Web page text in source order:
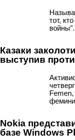
тот,
войны".
Казаки
выступив
Nokia
базе Windows